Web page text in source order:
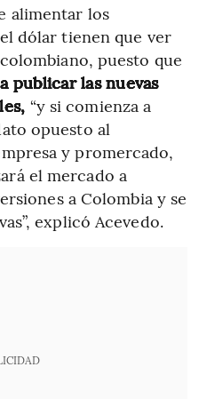
alimentar los
dólar tienen que ver
puesto que
publicar las nuevas
“y si comienza a
opuesto al
y promercado,
el mercado a
a Colombia y se
explicó Acevedo.